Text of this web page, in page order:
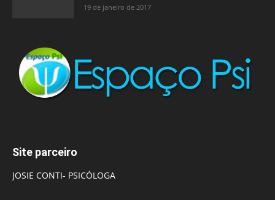
19 de janeiro de 2017
Site parceiro
JOSIE CONTI- PSICÓLOGA